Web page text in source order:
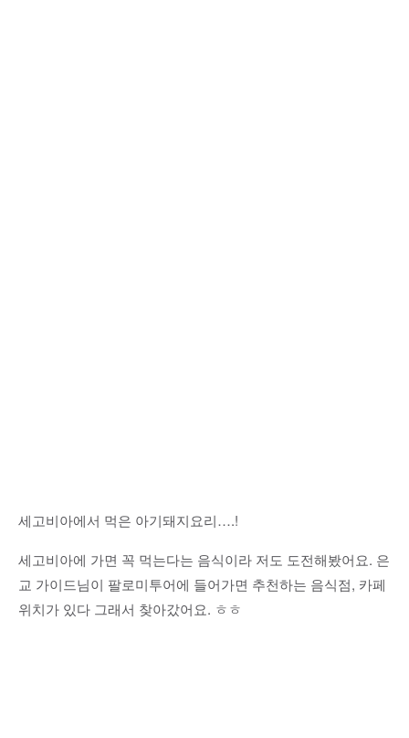
세고비아에서 먹은 아기돼지요리….!
세고비아에 가면 꼭 먹는다는 음식이라 저도 도전해봤어요. 은
교 가이드님이 팔로미투어에 들어가면 추천하는 음식점, 카페
위치가 있다 그래서 찾아갔어요. ㅎㅎ